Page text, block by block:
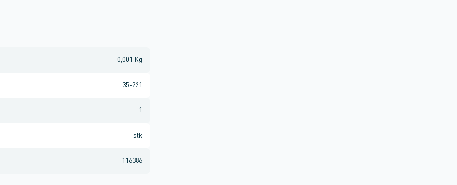
0,001 Kg
35-221
1
stk
116386